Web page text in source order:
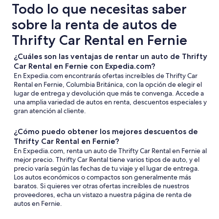
Todo lo que necesitas saber
sobre la renta de autos de
Thrifty Car Rental en Fernie
¿Cuáles son las ventajas de rentar un auto de Thrifty
Car Rental en Fernie con Expedia.com?
En Expedia.com encontrarás ofertas increíbles de Thrifty Car
Rental en Fernie, Columbia Británica, con la opción de elegir el
lugar de entrega y devolución que más te convenga. Accede a
una amplia variedad de autos en renta, descuentos especiales y
gran atención al cliente.
¿Cómo puedo obtener los mejores descuentos de
Thrifty Car Rental en Fernie?
En Expedia.com, renta un auto de Thrifty Car Rental en Fernie al
mejor precio. Thrifty Car Rental tiene varios tipos de auto, y el
precio varía según las fechas de tu viaje y el lugar de entrega.
Los autos económicos o compactos son generalmente más
baratos. Si quieres ver otras ofertas increíbles de nuestros
proveedores, echa un vistazo a nuestra página de renta de
autos en Fernie.